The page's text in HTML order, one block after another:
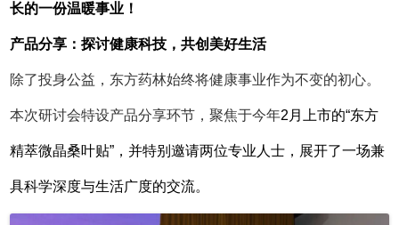
长的一份温暖事业！
产品分享：探讨健康科技，共创美好生活
除了投身公益，东方药林始终将健康事业作为不变的初心。
本次研讨会特设产品分享环节，聚焦于今年2月上市的“东方
精萃微晶桑叶贴”，并特别邀请两位专业人士，展开了一场兼
具科学深度与生活广度的交流。